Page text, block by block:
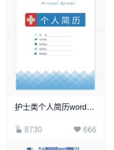
护士类个人简历word模板共4页(7)
8730 666